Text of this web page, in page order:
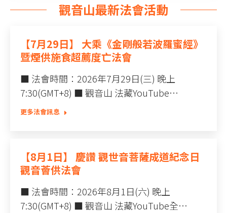
觀音山最新法會活動
【7月29日】 大乘《金剛般若波羅蜜經》
暨煙供施食超薦度亡法會
■ 法會時間：2026年7月29日(三) 晚上
7:30(GMT+8) ■ 觀音山 法藏YouTube…
更多法會訊息
【8月1日】 慶讚 觀世音菩薩成道紀念日
觀音薈供法會
■ 法會時間：2026年8月1日(六) 晚上
7:30(GMT+8) ■ 觀音山 法藏YouTube全…